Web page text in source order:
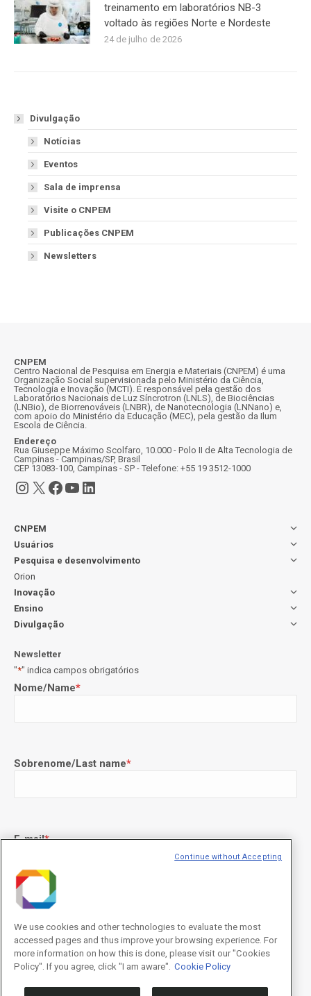
treinamento em laboratórios NB-3
voltado às regiões Norte e Nordeste
24 de julho de 2026
Divulgação
Notícias
Eventos
Sala de imprensa
Visite o CNPEM
Publicações CNPEM
Newsletters
CNPEM
Centro Nacional de Pesquisa em Energia e Materiais (CNPEM) é uma
Organização Social supervisionada pelo Ministério da Ciência,
Tecnologia e Inovação (MCTI). É responsável pela gestão dos
Laboratórios Nacionais de Luz Síncrotron (LNLS), de Biociências
(LNBio), de Biorrenováveis (LNBR), de Nanotecnologia (LNNano) e,
com apoio do Ministério da Educação (MEC), pela gestão da Ilum
Escola de Ciência.
Endereço
Rua Giuseppe Máximo Scolfaro, 10.000 - Polo II de Alta Tecnologia de
Campinas - Campinas/SP, Brasil
CEP 13083-100, Campinas - SP - Telefone: +55 19 3512-1000
Instagram
X Facebook
Youtube
LinkedIn
CNPEM
Usuários
Pesquisa e desenvolvimento
Orion
Inovação
Ensino
Divulgação
Newsletter
"*" indica campos obrigatórios
Nome/Name*
Sobrenome/Last name*
E-mail*
Concordo com os termos de uso descritos naPolítica de
Privacidade
/I agree to the terms of use described in the
Privacy
Policy.
We use cookies and other technologies to evaluate the most
accessed pages and thus improve your browsing experience. For
more information on how this is done, please visit our "Cookies
Policy". If you agree, click "I am aware". Cookie Policy
Continue without Accepting